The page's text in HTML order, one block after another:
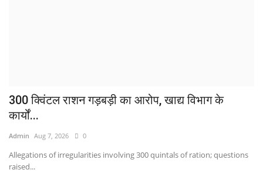
300 क्विंटल राशन गड़बड़ी का आरोप, खाद्य विभाग के
कार्यों...
Admin Aug 7, 2026 0
Allegations of irregularities involving 300 quintals of ration; questions
raised...